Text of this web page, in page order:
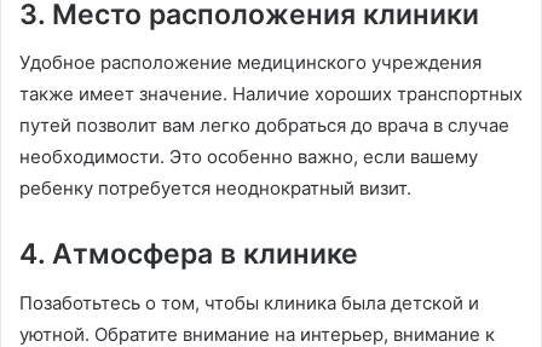
3. Место расположения клиники
Удобное расположение медицинского учреждения
также имеет значение. Наличие хороших транспортных
путей позволит вам легко добраться до врача в случае
необходимости. Это особенно важно, если вашему
ребенку потребуется неоднократный визит.
4. Атмосфера в клинике
Позаботьтесь о том, чтобы клиника была детской и
уютной. Обратите внимание на интерьер, внимание к